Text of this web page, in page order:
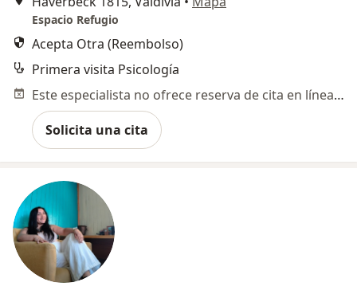
Espacio Refugio
Acepta Otra (Reembolso)
Primera visita Psicología
Este especialista no ofrece reserva de cita en línea en esta dirección.
Solicita una cita